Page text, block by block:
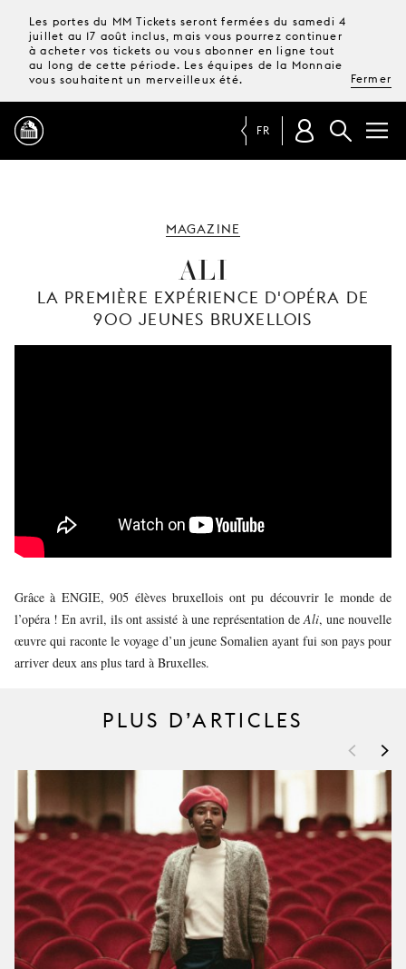
Les portes du MM Tickets seront fermées du samedi 4
juillet au 17 août inclus, mais vous pourrez continuer
à acheter vos tickets ou vous abonner en ligne tout
au long de cette période. Les équipes de la Monnaie
vous souhaitent un merveilleux été.
Fermer
TICKETS &
ABONNEMENTS
FR
MAGAZINE
ALI
LA PREMIÈRE EXPÉRIENCE D'OPÉRA DE
900 JEUNES BRUXELLOIS
Grâce à ENGIE, 905 élèves bruxellois ont pu découvrir le monde de
l’opéra ! En avril, ils ont assisté à une représentation deAli, une nouvelle
œuvre qui raconte le voyage d’un jeune Somalien ayant fui son pays pour
arriver deux ans plus tard à Bruxelles.
PLUS D’ARTICLES
< >